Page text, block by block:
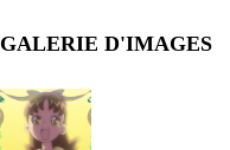
GALERIE D'IMAGES